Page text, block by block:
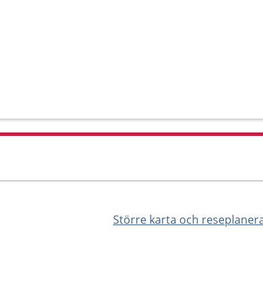
Större karta och